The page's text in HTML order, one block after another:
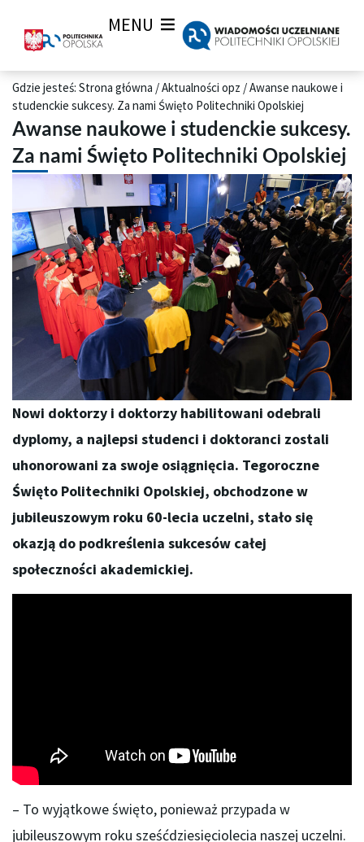
MENU
Gdzie jesteś: Strona główna /Aktualności opz /Awanse naukowe i
studenckie sukcesy. Za nami Święto Politechniki Opolskiej
Awanse naukowe i studenckie sukcesy.
Za nami Święto Politechniki Opolskiej
Nowi doktorzy i doktorzy habilitowani odebrali
dyplomy, a najlepsi studenci i doktoranci zostali
uhonorowani za swoje osiągnięcia. Tegoroczne
Święto Politechniki Opolskiej, obchodzone w
jubileuszowym roku 60-lecia uczelni, stało się
okazją do podkreślenia sukcesów całej
społeczności akademickiej.
– To wyjątkowe święto, ponieważ przypada w
jubileuszowym roku sześćdziesięciolecia naszej uczelni.